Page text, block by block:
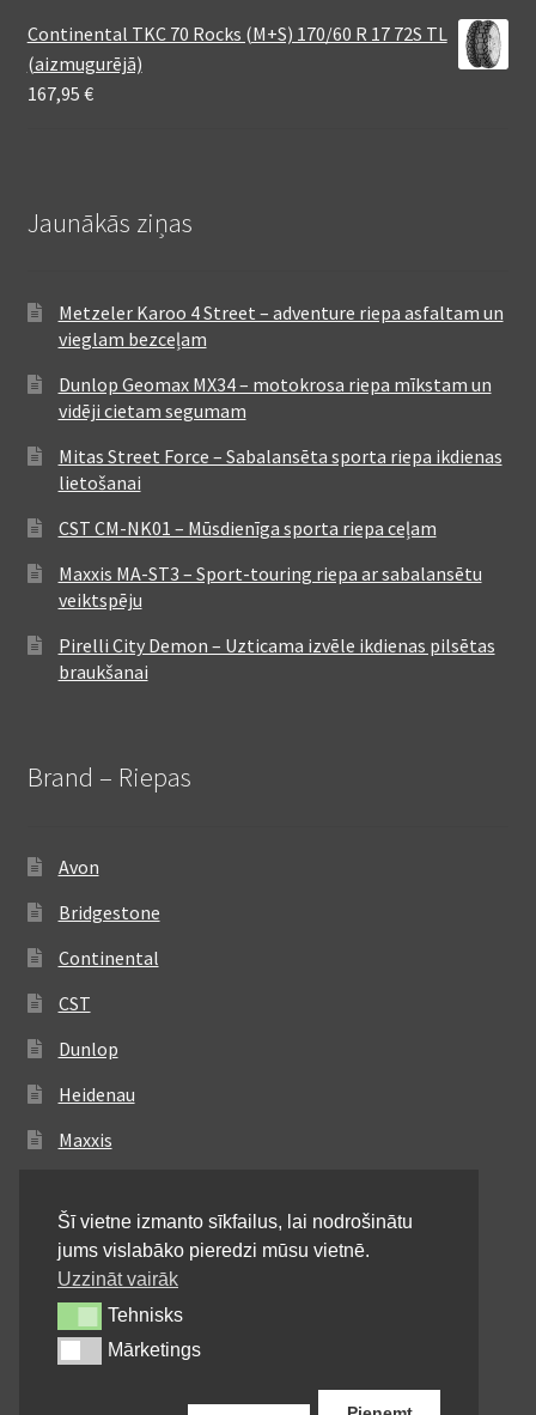
Continental TKC 70 Rocks (M+S) 170/60 R 17 72S TL
(aizmugurējā)
167,95 €
Jaunākās ziņas
Metzeler Karoo 4 Street – adventure riepa asfaltam un
vieglam bezceļam
Dunlop Geomax MX34 – motokrosa riepa mīkstam un
vidēji cietam segumam
Mitas Street Force – Sabalansēta sporta riepa ikdienas
lietošanai
CST CM-NK01 – Mūsdienīga sporta riepa ceļam
Maxxis MA-ST3 – Sport-touring riepa ar sabalansētu
veiktspēju
Pirelli City Demon – Uzticama izvēle ikdienas pilsētas
braukšanai
Brand – Riepas
Avon
Bridgestone
Continental
CST
Dunlop
Heidenau
Maxxis
Michelin
Mitas
Pirelli
Shinko
Šī vietne izmanto sīkfailus, lai nodrošinātu
jums vislabāko pieredzi mūsu vietnē.
Uzzināt vairāk
TehnisksTehnisks
MārketingsMārketings